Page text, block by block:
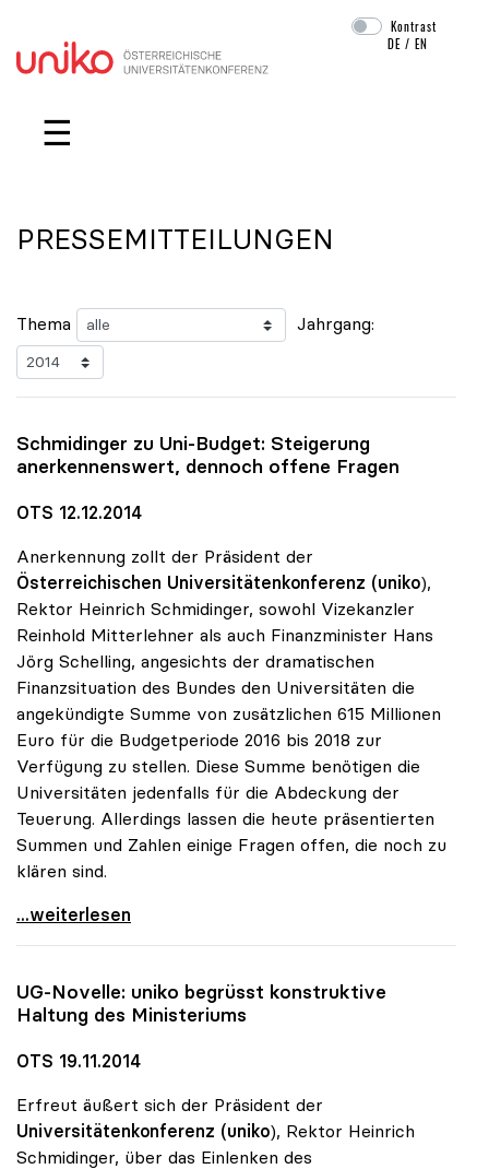
Navigation überspringen
Kontrast
DE /EN
☰
PRESSEMITTEILUNGEN
Thema Jahrgang:
Schmidinger zu Uni-Budget: Steigerung
anerkennenswert, dennoch offene Fragen
OTS 12.12.2014
Anerkennung zollt der Präsident der
Österreichischen Universitätenkonferenz (uniko),
Rektor Heinrich Schmidinger, sowohl Vizekanzler
Reinhold Mitterlehner als auch Finanzminister Hans
Jörg Schelling, angesichts der dramatischen
Finanzsituation des Bundes den Universitäten die
angekündigte Summe von zusätzlichen 615 Millionen
Euro für die Budgetperiode 2016 bis 2018 zur
Verfügung zu stellen. Diese Summe benötigen die
Universitäten jedenfalls für die Abdeckung der
Teuerung. Allerdings lassen die heute präsentierten
Summen und Zahlen einige Fragen offen, die noch zu
klären sind.
Schmidinger zu Uni-Budget: Steigerung
...weiterlesen
UG-Novelle: uniko begrüsst konstruktive
Haltung des Ministeriums
OTS 19.11.2014
Erfreut äußert sich der Präsident der
Universitätenkonferenz (uniko), Rektor Heinrich
Schmidinger, über das Einlenken des